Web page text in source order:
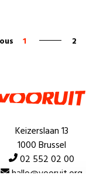
1 2
Keizerslaan 13
1000 Brussel
02 552 02 00
hallo@vooruit.org